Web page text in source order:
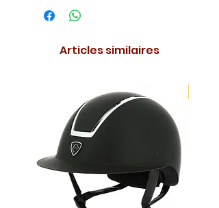
Articles similaires